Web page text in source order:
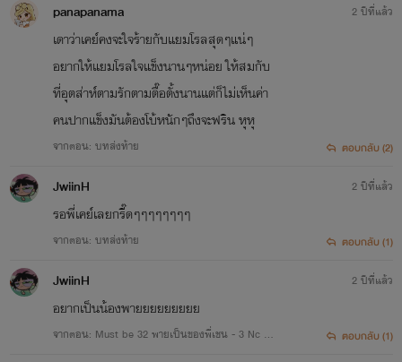
panapanama
เดาว่าเคย์คงจะใจร้ายกับแยมโรลสุดๆแน่ๆ
อยากให้แยมโรลใจแข็งนานๆหน่อย ให้สมกับ
ที่อุตส่าห์ตามรักตามตื๊อตั้งนานแต่ก็ไม่เห็นค่า
คนปากแข็งมันต้องโบ้หนักๆถึงจะฟริน หุหุ
จากตอน: บทส่งท้าย
2 ปีที่แล้ว
ตอบกลับ (2)
JwiinH
รอพี่เคย์เลยกรี๊ดๆๆๆๆๆๆๆๆ
จากตอน: บทส่งท้าย
2 ปีที่แล้ว
ตอบกลับ (1)
JwiinH
อยากเป็นน้องพายยยยยยยยย
จากตอน: Must be 32 พายเป็นของพี่เชน - 3 Nc 20
2 ปีที่แล้ว
ตอบกลับ (1)